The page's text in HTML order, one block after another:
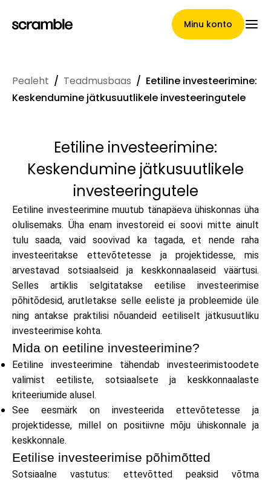
Minu konto
Pealeht
Nõuete loovutamise
tingimused
Brändide galerii
Brändi valik
Kalkulaatorid
Voorude ajalugu
Pealeht / Teadmusbaas / Eetiline investeerimine:
Keskendumine jätkusuutlikele investeeringutele
Eetiline investeerimine:
Keskendumine jätkusuutlikele
investeeringutele
Eetiline investeerimine muutub tänapäeva ühiskonnas üha
olulisemaks. Üha enam investoreid ei soovi mitte ainult
tulu saada, vaid soovivad ka tagada, et nende raha
investeeritakse ettevõtetesse ja projektidesse, mis
arvestavad sotsiaalseid ja keskkonnaalaseid väärtusi.
Selles artiklis selgitatakse eetilise investeerimise
põhitõdesid, arutletakse selle eeliste ja probleemide üle
ning antakse praktilisi nõuandeid eetiliselt jätkusuutliku
investeerimise kohta.
Mida on eetiline investeerimine?
Eetiline investeerimine tähendab investeerimistoodete
valimist eetiliste, sotsiaalsete ja keskkonnaalaste
kriteeriumide alusel.
See eesmärk on investeerida ettevõtetesse ja
projektidesse, millel on positiivne mõju ühiskonnale ja
keskkonnale.
Eetilise investeerimise põhimõtted
Sotsiaalne vastutus: ettevõtted peaksid võtma